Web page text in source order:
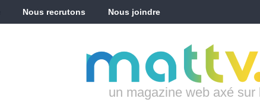
Nous recrutons Nous joindre
un magazine web axé sur